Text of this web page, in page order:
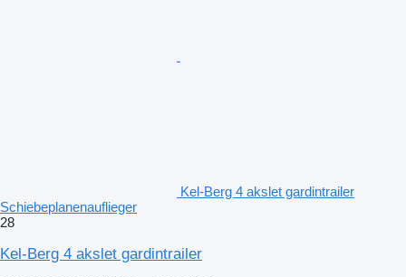
Kel-Berg 4 akslet gardintrailer
Schiebeplanenauflieger
28
Kel-Berg 4 akslet gardintrailer